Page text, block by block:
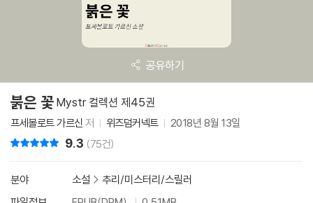
공유하기
붉은 꽃 Mystr 컬렉션 제45권
프세볼로트 가르신 저 위즈덤커넥트 2018년 8월 13일
9.3 (75건)
분야 소설 > 추리/미스터리/스릴러